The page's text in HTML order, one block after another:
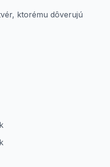
ktorému dôverujú